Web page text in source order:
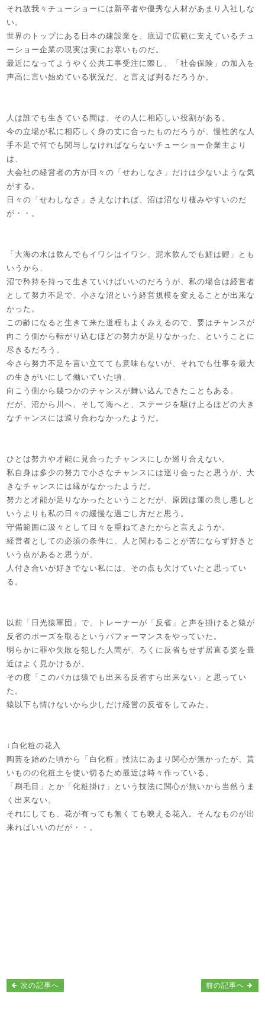
それ故我々チューショーには新卒者や優秀な人材があまり入社しな
い。
世界のトップにある日本の建設業を、底辺で広範に支えているチュ
ーショー企業の現実は実にお寒いものだ。
最近になってようやく公共工事受注に際し、「社会保険」の加入を
声高に言い始めている状況だ、と言えば判るだろうか。
人は誰でも生きている間は、その人に相応しい役割がある。
今の立場が私に相応しく身の丈に合ったものだろうが、慢性的な人
手不足で何でも関与しなければならないチューショー企業主より
は、
大会社の経営者の方が日々の「せわしなさ」だけは少ないような気
がする。
日々の「せわしなさ」さえなければ、沼は沼なり棲みやすいのだ
が・・。
「大海の水は飲んでもイワシはイワシ、泥水飲んでも鯉は鯉」とも
いうから、
沼で矜持を持って生きていけばいいのだろうが、私の場合は経営者
として努力不足で、小さな沼という経営規模を変えることが出来な
かった。
この齢になると生きて来た道程もよくみえるので、要はチャンスが
向こう側から転がり込むほどの努力が足りなかった、ということに
尽きるだろう。
今さら努力不足を言い立てても意味もないが、それでも仕事を最大
の生きがいにして働いていた頃、
向こう側から幾つかのチャンスが舞い込んできたこともある。
だが、沼から川へ、そして海へと、ステージを駆け上るほどの大き
なチャンスには巡り合わなかったようだ。
ひとは努力や才能に見合ったチャンスにしか巡り合えない。
私自身は多少の努力で小さなチャンスには巡り会ったと思うが、大
きなチャンスには縁がなかったようだ。
努力と才能が足りなかったということだが、原因は運の良し悪しと
いうよりも私の日々の緩慢な過ごし方だと思う。
守備範囲に汲々として日々を重ねてきたからと言えようか。
経営者としての必須の条件に、人と関わることが苦にならず好きと
いう点があると思うが、
人付き合いが好きでない私には、その点も欠けていたと思ってい
る。
以前「日光猿軍団」で、トレーナーが「反省」と声を掛けると猿が
反省のポーズを取るというパフォーマンスをやっていた。
明らかに罪や失敗を犯した人間が、ろくに反省もせず居直る姿を最
近はよく見かけるが、
その度「このバカは猿でも出来る反省すら出来ない」と思ってい
た。
猿以下も情けないから少しだけ経営の反省をしてみた。
↓白化粧の花入
陶芸を始めた頃から「白化粧」技法にあまり関心が無かったが、貰
いものの化粧土を使い切るため最近は時々作っている。
「刷毛目」とか「化粧掛け」という技法に関心が無いから当然うま
く出来ない。
それにしても、花が有っても無くても映える花入。そんなものが出
来ればいいのだが・・。
前の記事へ
次の記事へ